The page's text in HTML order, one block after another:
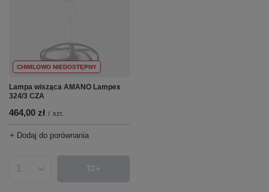
CHWILOWO NIEDOSTĘPNY
Lampa wisząca AMANO Lampex
324/3 CZA
464,00 zł / szt.
+ Dodaj do porównania
Ilość produktów